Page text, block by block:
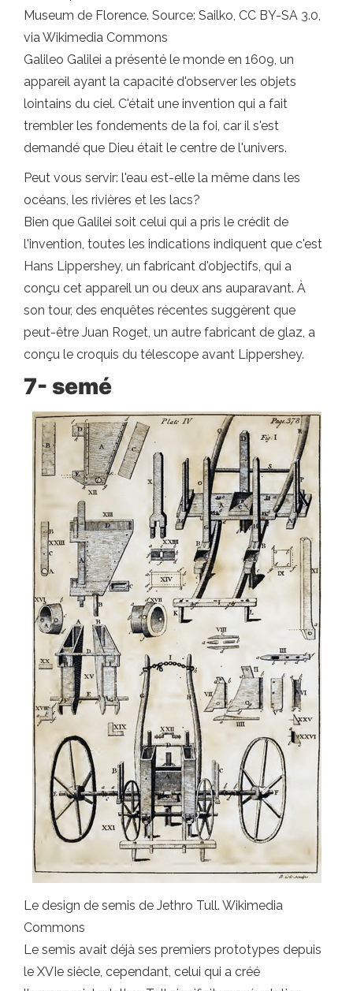
Museum de Florence. Source: Sailko, CC BY-SA 3.0,
via Wikimedia Commons
Galileo Galilei a présenté le monde en 1609, un
appareil ayant la capacité d'observer les objets
lointains du ciel. C'était une invention qui a fait
trembler les fondements de la foi, car il s'est
demandé que Dieu était le centre de l'univers.
Peut vous servir: l'eau est-elle la même dans les
océans, les rivières et les lacs?
Bien que Galilei soit celui qui a pris le crédit de
l'invention, toutes les indications indiquent que c'est
Hans Lippershey, un fabricant d'objectifs, qui a
conçu cet appareil un ou deux ans auparavant. À
son tour, des enquêtes récentes suggèrent que
peut-être Juan Roget, un autre fabricant de glaz, a
conçu le croquis du télescope avant Lippershey.
7- semé
Le design de semis de Jethro Tull. Wikimedia
Commons
Le semis avait déjà ses premiers prototypes depuis
le XVIe siècle, cependant, celui qui a créé